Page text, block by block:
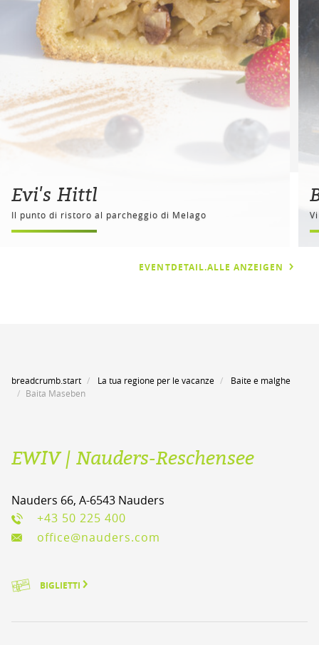
Evi's Hittl
Il punto di ristoro al parcheggio di Melago
EVENTDETAIL.ALLE ANZEIGEN
breadcrumb.start La tua regione per le vacanze
Baite e malghe
Baita Maseben
EWIV | Nauders-Reschensee
Nauders 66, A-6543 Nauders
+43 50 225 400
office@nauders.com
BIGLIETTI